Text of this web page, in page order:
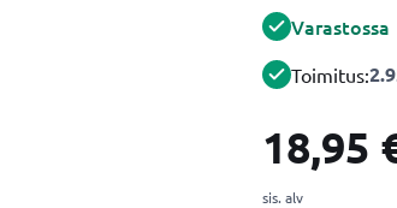
Varastossa
Toimitus:
18,95
sis. alv